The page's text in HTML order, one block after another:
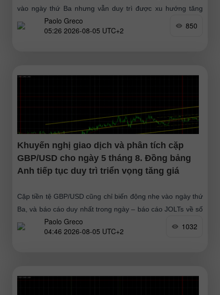
vào ngày thứ Ba nhưng vẫn duy trì được xu hướng tăng
tổng thể, mà không có nhịp
Paolo Greco
05:26 2026-08-05 UTC+2
850
Khuyến nghị giao dịch và phân tích cặp
GBP/USD cho ngày 5 tháng 8. Đồng bảng
Anh tiếp tục duy trì triển vọng tăng giá
Cặp tiền tệ GBP/USD cũng chỉ biến động nhẹ vào ngày thứ
Ba, và báo cáo duy nhất trong ngày – báo cáo JOLTs về số
vị trí tuyển dụng
Paolo Greco
04:46 2026-08-05 UTC+2
1032